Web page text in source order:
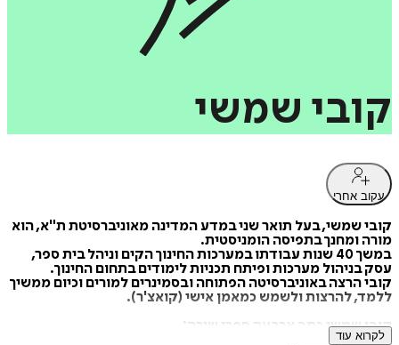
קובי שמשי
עקוב אחרי
קובי שמשי, בעל תואר שני במדע המדינה מאוניברסיטת ת"א, הוא
מורה ומחנך בתפיסה הומניסטית.
במשך 40 שנות עבודתו במערכות החינוך הקים וניהל בית ספר,
עסק בניהול מערכות ופיתח תכניות לימודים בתחום החינוך.
קובי הרצה באוניברסיטה הפתוחה ובסמינרים למורים וכיום ממשיך
ללמד, להרצות ולשמש כמאמן אישי (קואצ'ר).
קובי שמשי כתב ארבעה ספרי שירה:
לקרוא עוד